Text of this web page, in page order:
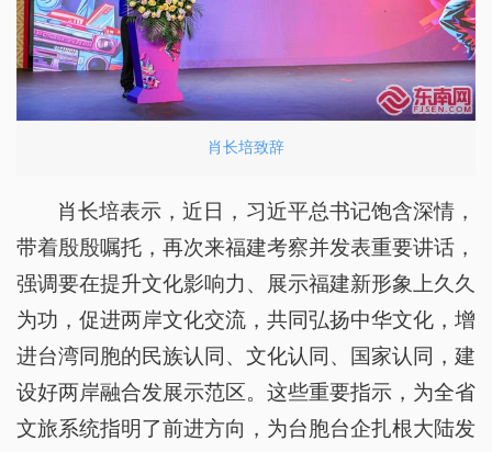
肖长培致辞
肖长培表示，近日，习近平总书记饱含深情，
带着殷殷嘱托，再次来福建考察并发表重要讲话，
强调要在提升文化影响力、展示福建新形象上久久
为功，促进两岸文化交流，共同弘扬中华文化，增
进台湾同胞的民族认同、文化认同、国家认同，建
设好两岸融合发展示范区。这些重要指示，为全省
文旅系统指明了前进方向，为台胞台企扎根大陆发